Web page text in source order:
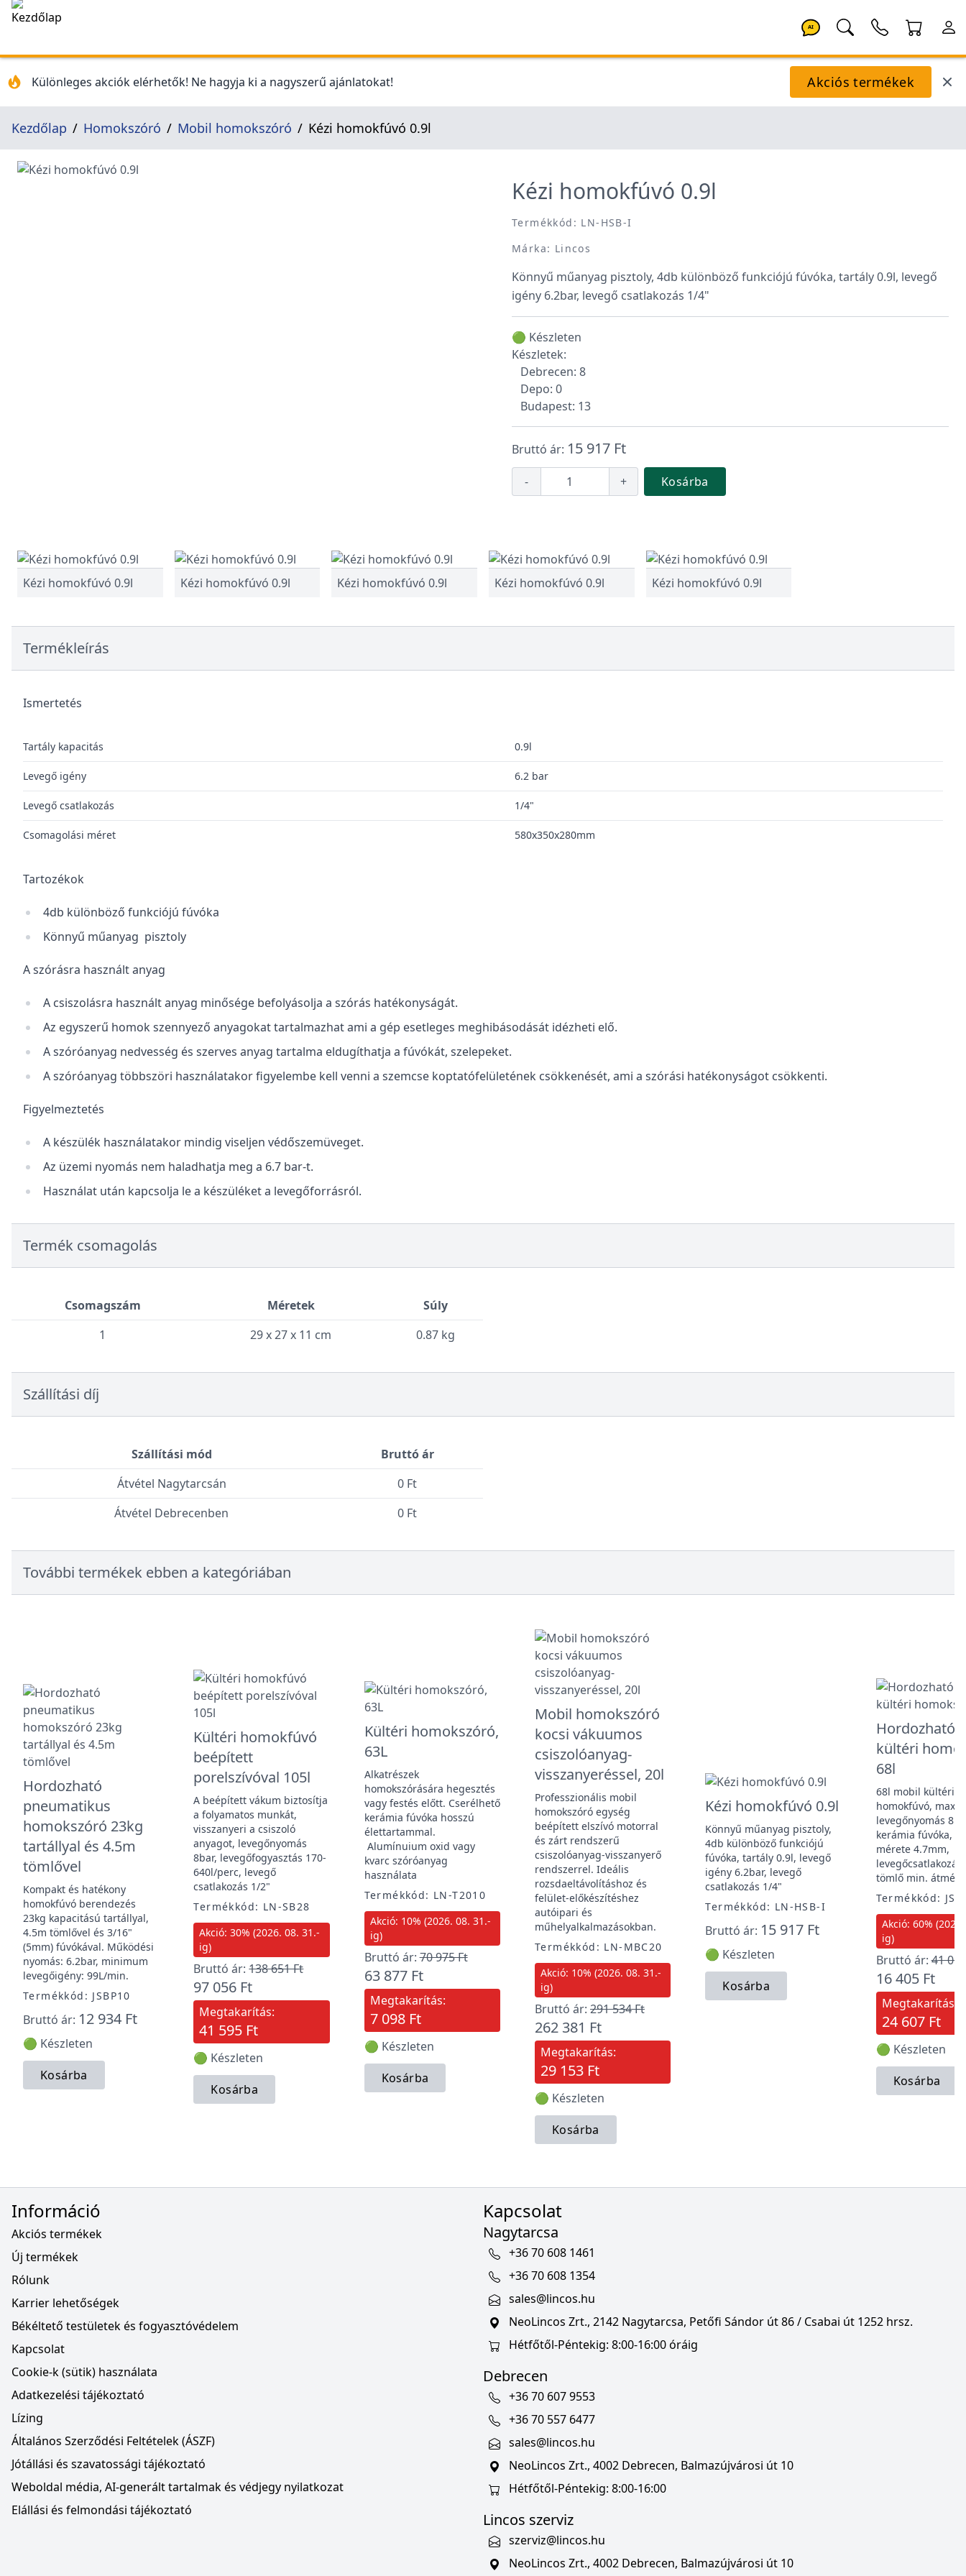
AI
Különleges akciók elérhetők! Ne hagyja ki a nagyszerű ajánlatokat! Akciós termékek
Kezdőlap Homokszóró Mobil homokszóró Kézi homokfúvó 0.9l
Kézi homokfúvó 0.9l
Termékkód: LN-HSB-I
Márka: Lincos
Könnyű műanyag pisztoly, 4db különböző funkciójú fúvóka, tartály 0.9l, levegő
igény 6.2bar, levegő csatlakozás 1/4"
🟢 Készleten
Készletek:
Debrecen: 8
Depo: 0
Budapest: 13
Bruttó ár: 15 917 Ft
- + Kosárba
Kézi homokfúvó 0.9l Kézi homokfúvó 0.9l Kézi homokfúvó 0.9l Kézi homokfúvó 0.9l Kézi homokfúvó 0.9l
Termékleírás
Ismertetés
Tartály kapacitás 0.9l
Levegő igény 6.2 bar
Levegő csatlakozás 1/4"
Csomagolási méret 580x350x280mm
Tartozékok
4db különböző funkciójú fúvóka
Könnyű műanyag pisztoly
A szórásra használt anyag
A csiszolásra használt anyag minősége befolyásolja a szórás hatékonyságát.
Az egyszerű homok szennyező anyagokat tartalmazhat ami a gép esetleges meghibásodását idézheti elő.
A szóróanyag nedvesség és szerves anyag tartalma eldugíthatja a fúvókát, szelepeket.
A szóróanyag többszöri használatakor figyelembe kell venni a szemcse koptatófelületének csökkenését, ami a szórási hatékonyságot csökkenti.
Figyelmeztetés
A készülék használatakor mindig viseljen védőszemüveget.
Az üzemi nyomás nem haladhatja meg a 6.7 bar-t.
Használat után kapcsolja le a készüléket a levegőforrásról.
Termék csomagolás
Csomagszám Méretek
Súly
1
29 x 27 x 11 cm 0.87 kg
Szállítási díj
Szállítási mód
Bruttó ár
Átvétel Nagytarcsán
0 Ft
Átvétel Debrecenben
0 Ft
További termékek ebben a kategóriában
Hordozható
pneumatikus
homokszóró 23kg
tartállyal és 4.5m
tömlővel
Kompakt és hatékony
homokfúvó berendezés
23kg kapacitású tartállyal,
4.5m tömlővel és 3/16"
(5mm) fúvókával. Működési
nyomás: 6.2bar, minimum
levegőigény: 99L/min.
Termékkód: JSBP10
Bruttó ár: 12 934 Ft
🟢 Készleten
Kosárba
Kültéri homokfúvó
beépített
porelszívóval 105l
A beépített vákum biztosítja
a folyamatos munkát,
visszanyeri a csiszoló
anyagot, levegőnyomás
8bar, levegőfogyasztás 170-
640l/perc, levegő
csatlakozás 1/2"
Termékkód: LN-SB28
Akció: 30% (2026. 08. 31.-
ig)
Bruttó ár:138 651 Ft
97 056 Ft
Megtakarítás:
41 595 Ft
🟢 Készleten
Kosárba
Kültéri homokszóró,
63L
Alkatrészek
homokszórására hegesztés
vagy festés előtt. Cserélhető
kerámia fúvóka hosszú
élettartammal.
Alumínuium oxid vagy
kvarc szóróanyag
használata
Termékkód: LN-T2010
Akció: 10% (2026. 08. 31.-
ig)
Bruttó ár:70 975 Ft
63 877 Ft
Megtakarítás:
7 098 Ft
🟢 Készleten
Kosárba
Mobil homokszóró
kocsi vákuumos
csiszolóanyag-
visszanyeréssel, 20l
Professzionális mobil
homokszóró egység
beépített elszívó motorral
és zárt rendszerű
csiszolóanyag-visszanyerő
rendszerrel. Ideális
rozsdaeltávolításhoz és
felület-előkészítéshez
autóipari és
műhelyalkalmazásokban.
Termékkód: LN-MBC20
Akció: 10% (2026. 08. 31.-
ig)
Bruttó ár: 291 534 Ft
262 381 Ft
Megtakarítás:
29 153 Ft
🟢 Készleten
Kosárba
Kézi homokfúvó 0.9l
Könnyű műanyag pisztoly,
4db különböző funkciójú
fúvóka, tartály 0.9l, levegő
igény 6.2bar, levegő
csatlakozás 1/4"
Termékkód: LN-HSB-I
Bruttó ár: 15 917 Ft
🟢 Készleten
Kosárba
Hordozható
kültéri
68l
68l mobil kültéri
homokfúvó, max.
levegőnyomás
kerámia fúvóka,
mérete 4.7mm,
levegőcsatlakozás
tömlő min.
Termékkód:
Akció: 60%
ig)
Bruttó ár:41
16 405 Ft
Megtakarítás:
24 607 Ft
🟢 Készleten
Kosárba
Információ
Akciós termékek
Új termékek
Rólunk
Karrier lehetőségek
Békéltető testületek és fogyasztóvédelem
Kapcsolat
Cookie-k (sütik) használata
Adatkezelési tájékoztató
Lízing
Általános Szerződési Feltételek (ÁSZF)
Jótállási és szavatossági tájékoztató
Weboldal média, AI-generált tartalmak és védjegy nyilatkozat
Elállási és felmondási tájékoztató
Kapcsolat
Nagytarcsa
+36 70 608 1461
+36 70 608 1354
sales@lincos.hu
NeoLincos Zrt., 2142 Nagytarcsa, Petőfi Sándor út 86 / Csabai út 1252 hrsz.
Hétfőtől-Péntekig: 8:00-16:00 óráig
Debrecen
+36 70 607 9553
+36 70 557 6477
sales@lincos.hu
NeoLincos Zrt., 4002 Debrecen, Balmazújvárosi út 10
Hétfőtől-Péntekig: 8:00-16:00
Lincos szerviz
szerviz@lincos.hu
NeoLincos Zrt., 4002 Debrecen, Balmazújvárosi út 10